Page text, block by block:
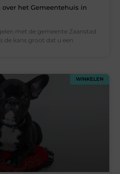
het Gemeentehuis in
met de gemeente Zaanstad
de kans groot dat u een
WINKELEN